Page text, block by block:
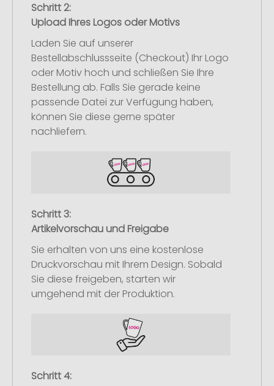
Schritt 2:
Upload Ihres Logos oder Motivs
Laden Sie auf unserer
Bestellabschlussseite (Checkout) Ihr Logo
oder Motiv hoch und schließen Sie Ihre
Bestellung ab. Falls Sie gerade keine
passende Datei zur Verfügung haben,
können Sie diese gerne später
nachliefern.
Schritt 3:
Artikelvorschau und Freigabe
Sie erhalten von uns eine kostenlose
Druckvorschau mit Ihrem Design. Sobald
Sie diese freigeben, starten wir
umgehend mit der Produktion.
Schritt 4: